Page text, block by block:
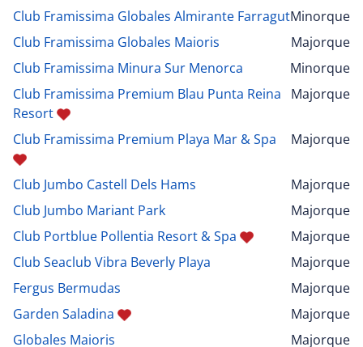
Club Framissima Globales Almirante FarragutMinorque
Club Framissima Globales Maioris
Majorque
Club Framissima Minura Sur Menorca
Minorque
Club Framissima Premium Blau Punta Reina
Resort
Majorque
Club Framissima Premium Playa Mar & Spa Majorque
Club Jumbo Castell Dels Hams
Majorque
Club Jumbo Mariant Park
Majorque
Club Portblue Pollentia Resort & Spa
Majorque
Club Seaclub Vibra Beverly Playa
Majorque
Fergus Bermudas
Majorque
Garden Saladina
Majorque
Globales Maioris
Majorque